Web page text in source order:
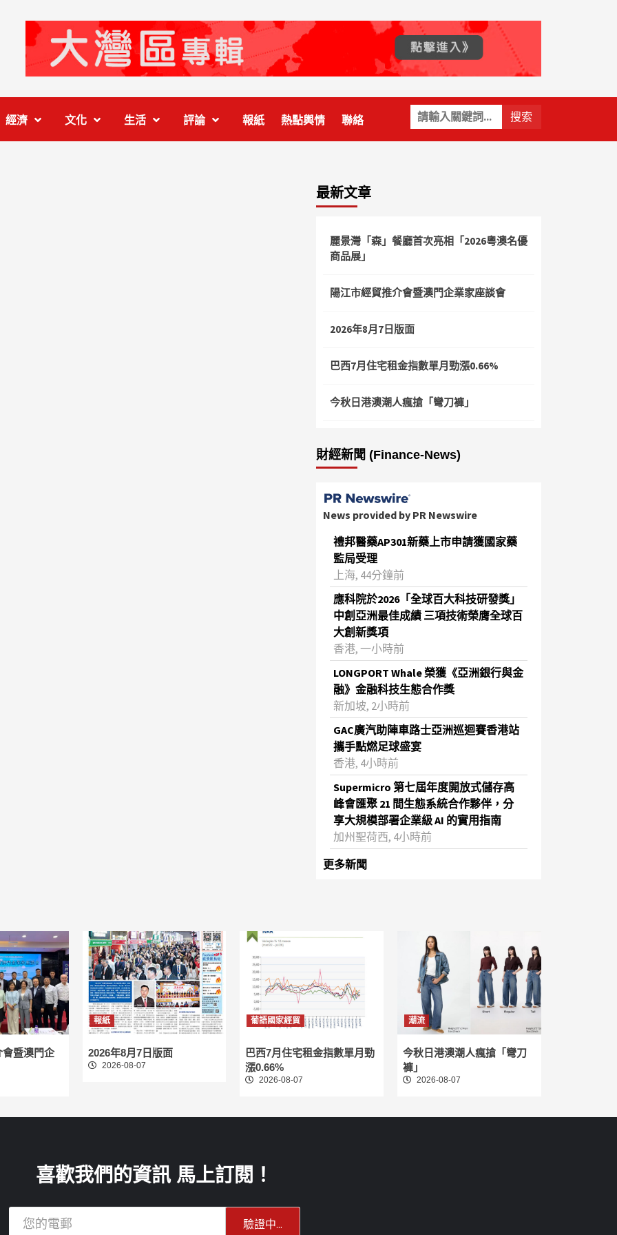
關
鍵
字:
經濟 文化 生活 評論 報紙 熱點輿情 聯絡
最新文章
麗景灣「森」餐廳首次亮相「2026粵澳名優
商品展」
陽江市經貿推介會暨澳門企業家座談會
2026年8月7日版面
巴西7月住宅租金指數單月勁漲0.66%
今秋日港澳潮人瘋搶「彎刀褲」
財經新聞 (Finance-News)
News provided by PR Newswire
禮邦醫藥AP301新藥上市申請獲國家藥
監局受理
上海, 44分鐘前
應科院於2026「全球百大科技研發獎」
中創亞洲最佳成績 三項技術榮膺全球百
大創新獎項
香港, 一小時前
LONGPORT Whale 榮獲《亞洲銀行與金
融》金融科技生態合作獎
新加坡, 2小時前
GAC廣汽助陣車路士亞洲巡迴賽香港站
攜手點燃足球盛宴
香港, 4小時前
Supermicro 第七屆年度開放式儲存高
峰會匯聚 21 間生態系統合作夥伴，分
享大規模部署企業級 AI 的實用指南
加州聖荷西, 4小時前
更多新聞
暨澳門企
報紙
2026年8月7日版面
2026-08-07
葡語國家經貿
巴西7月住宅租金指數單月勁
漲0.66%
2026-08-07
潮流
今秋日港澳潮人瘋搶「彎刀
褲」
2026-08-07
喜歡我們的資訊 馬上訂閱！